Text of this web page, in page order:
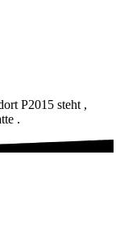
P2015 steht ,
.